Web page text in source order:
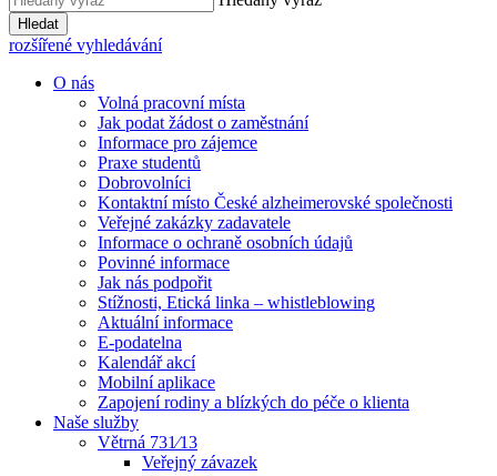
Hledat
rozšířené vyhledávání
O nás
Volná pracovní místa
Jak podat žádost o zaměstnání
Informace pro zájemce
Praxe studentů
Dobrovolníci
Kontaktní místo České alzheimerovské společnosti
Veřejné zakázky zadavatele
Informace o ochraně osobních údajů
Povinné informace
Jak nás podpořit
Stížnosti, Etická linka – whistleblowing
Aktuální informace
E-podatelna
Kalendář akcí
Mobilní aplikace
Zapojení rodiny a blízkých do péče o klienta
Naše služby
Větrná 731⁄13
Veřejný závazek